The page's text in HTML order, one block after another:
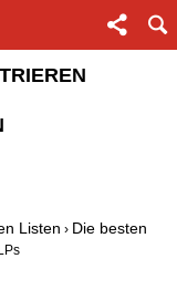
Listen › Die besten